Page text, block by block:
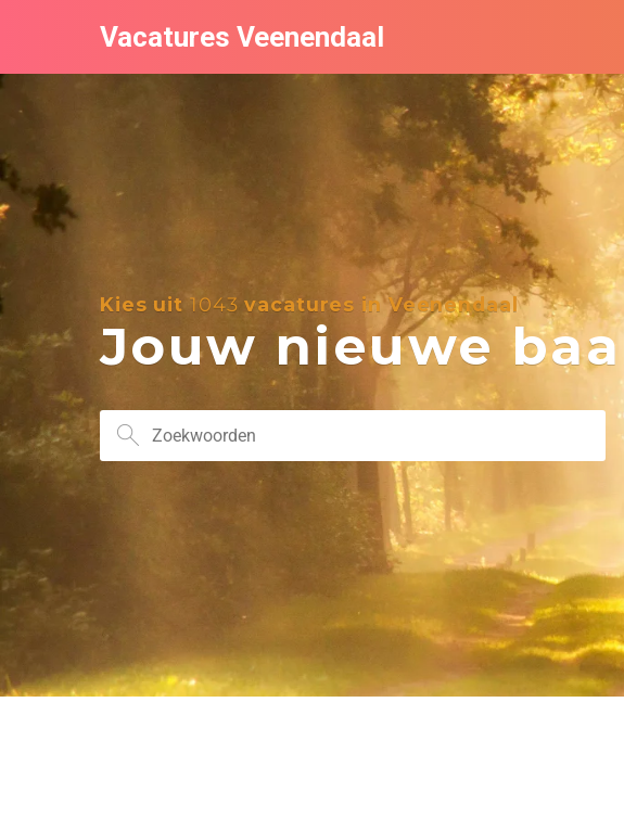
Vacatures Veenendaal
Kies uit 1043 vacatures in Veenendaal
Jouw nieuwe